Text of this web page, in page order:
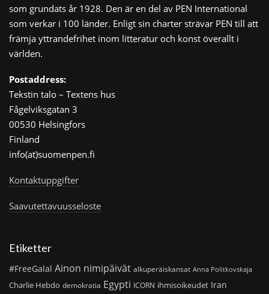
som grundats år 1928. Den är en del av PEN International
som verkar i 100 länder. Enligt sin charter strävar PEN till att
främja yttrandefrihet inom litteratur och konst överallt i
världen.
Postaddress:
Tekstin talo – Textens hus
Fågelviksgatan 3
00530 Helsingfors
Finland
info(at)suomenpen.fi
Kontaktuppgifter
Saavutettavuusseloste
Etiketter
#FreeGalal Ainon nimipäivät alkuperäiskansat Anna Politkovskaja
Charlie Hebdo demokratia Egypti ICORN ihmisoikeudet Iran